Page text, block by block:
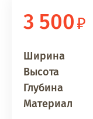
3 500
Ширина
Высота
Глубина
Материал